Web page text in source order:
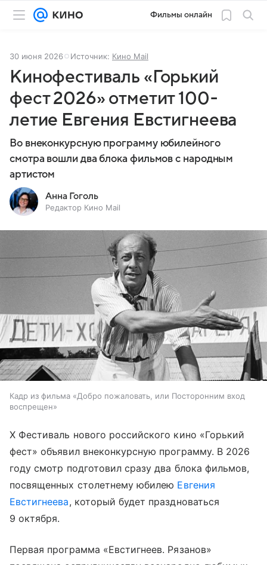
Фильмы онлайн
30 июня 2026 Источник: Кино Mail
Кинофестиваль «Горький
фест 2026» отметит 100-
летие Евгения Евстигнеева
Во внеконкурсную программу юбилейного
смотра вошли два блока фильмов с народным
артистом
Анна Гоголь
Редактор Кино Mail
Кадр из фильма «Добро пожаловать, или Посторонним вход
воспрещен»
X Фестиваль нового российского кино «Горький
фест» объявил внеконкурсную программу. В 2026
году смотр подготовил сразу два блока фильмов,
посвященных столетнему юбилею Евгения
Евстигнеева, который будет праздноваться
9 октября.
Первая программа «Евстигнеев. Рязанов»